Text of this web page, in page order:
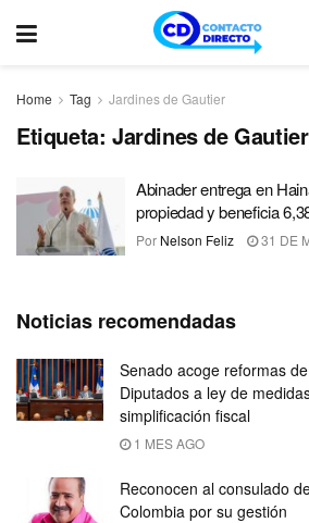
Home Tag Jardines de Gautier
Etiqueta: Jardines de Gautier
Abinader entrega en
propiedad y beneficia
Por Nelson Feliz 31 DE
Noticias recomendadas
Senado acoge reformas
Diputados a ley de
simplificación fiscal
1 MES AGO
Reconocen al consulado
Colombia por su gestión